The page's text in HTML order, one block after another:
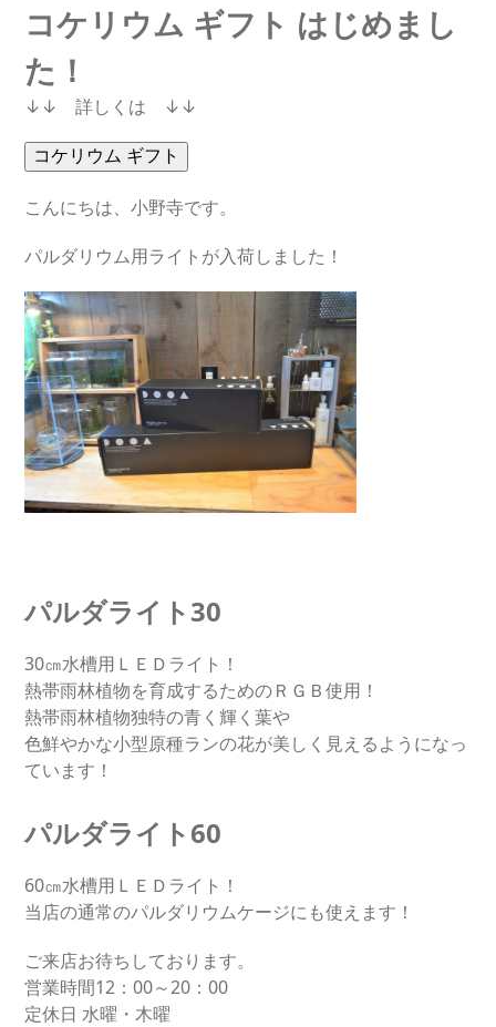
コケリウム ギフト はじめまし
た！
↓↓ 詳しくは ↓↓
こんにちは、小野寺です。
パルダリウム用ライトが入荷しました！
パルダライト30
30㎝水槽用ＬＥＤライト！
熱帯雨林植物を育成するためのＲＧＢ使用！
熱帯雨林植物独特の青く輝く葉や
色鮮やかな小型原種ランの花が美しく見えるようになっ
ています！
パルダライト60
60㎝水槽用ＬＥＤライト！
当店の通常のパルダリウムケージにも使えます！
ご来店お待ちしております。
営業時間12：00～20：00
定休日 水曜・木曜